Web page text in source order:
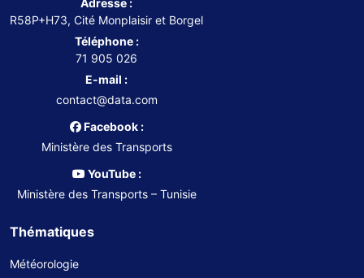
Adresse :
R58P+H73, Cité Monplaisir et Borgel
Téléphone :
71 905 026
E-mail :
contact@data.com
Facebook :
Ministère des Transports
YouTube :
Ministère des Transports – Tunisie
Thématiques
Météorologie